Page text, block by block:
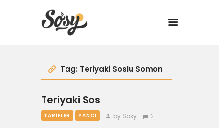
TARİFLER
MANGAL
YANCI
Tag: Teriyaki Soslu Somon
Teriyaki Sos
TARIFLER YANCI by Sosy 2